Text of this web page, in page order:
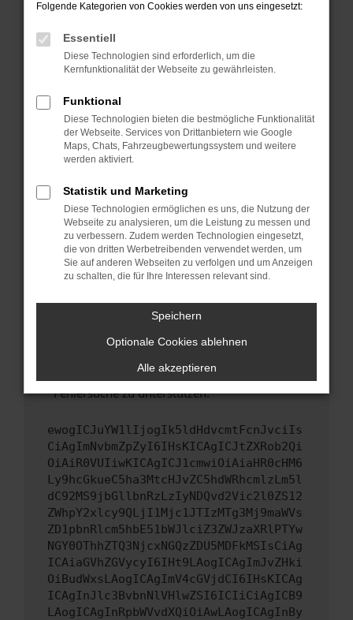
Prüfe deine Browsererweiterungen.
können das Laden bestimmter Seiten
verhindern. Funktioniert die Seite in einem
Fenster?
Starte dein Gerät neu.
Das kann manchmal helfen, vorübergehende
Probleme zu beheben.
Betriebssystem auf dem neuesten Stand
sind.
Veraltete Software birgt nicht nur ein
Sicherheitsrisiko, sondern kann auch dazu
führen, dass bestimmte Funktionen nicht mehr
unterstützt werden.
Wende dich an den Webseitenbetreiber.
Wenn du alle oben genannten Schritte versucht
hast, kontaktiere uns bitte. Wir werden
uns diesen Text schicken, um uns bei der
Fehlersuche zu unterstützen:
ewogICJuYW1lIjogIk5ldHdvcmtFcnJvciIs
CiAgImNvbmZpZyI6IHsKICAgICJtZXRob2Qi
OiAiR0VUIiwKICAgICJ1cmwiOiAiaHR0cHM6
Ly9hcGkueC5ha3MtcHJvZC5hdWRhcmlzLm5l
dC92MS9jbGllbnRzLzIyNDQvd2Vic2l0ZS12
ZWhpY2xlcy9QLjI1Mjc1JTIzMTg3Mj9maWVs
ZD1pbnRlcm5hbE51bWJlciZ3ZWJzaXRlPTYw
NGY0OThhZTQ3NjcxNGQzZDU5MDFkMSIsCiAg
ICAiaGVhZGVycyI6IHt9LAogICAgImJvZHki
OiBudWxsLAogICAgImV4cGVjdCI6IHsKICAg
ICAgInJlc3BvbnNlVHlwZSI6ICIiCiAgICB9
LAogICAgInRpbWVvdXQiOiAwLAogICAgInBy
Folgende Kategorien von Cookies werden von uns eingesetzt:
Essentiell
Diese Technologien sind erforderlich, um die
Kernfunktionalität der Webseite zu gewährleisten.
Funktional
Diese Technologien bieten die bestmögliche Funktionalität
der Webseite. Services von Drittanbietern wie Google
Maps, Chats, Fahrzeugbewertungssystem und weitere
werden aktiviert.
Statistik und Marketing
Diese Technologien ermöglichen es uns, die Nutzung der
Webseite zu analysieren, um die Leistung zu messen und
zu verbessern. Zudem werden Technologien eingesetzt,
die von dritten Werbetreibenden verwendet werden, um
Sie auf anderen Webseiten zu verfolgen und um Anzeigen
zu schalten, die für Ihre Interessen relevant sind.
Speichern
Optionale Cookies ablehnen
Alle akzeptieren